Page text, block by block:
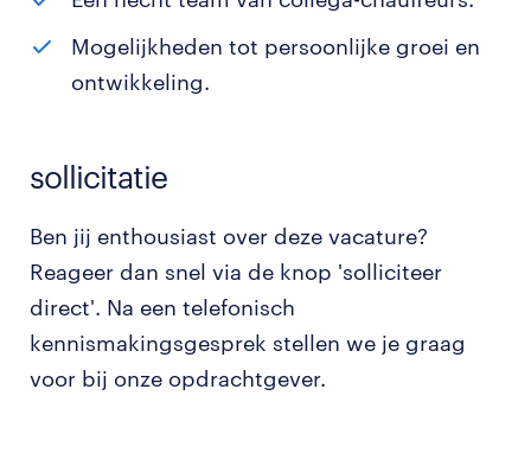
Mogelijkheden tot persoonlijke groei en
ontwikkeling.
sollicitatie
Ben jij enthousiast over deze vacature?
Reageer dan snel via de knop 'solliciteer
direct'. Na een telefonisch
kennismakingsgesprek stellen we je graag
voor bij onze opdrachtgever.